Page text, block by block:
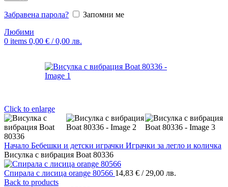
Забравена парола?
Запомни ме
Любими
0 items 0,00 € / 0,00 лв.
Click to enlarge
Начало Бебешки и детски играчки Играчки за легло и количка
Висулка с вибрация Boat 80336
Спирала с лисица orange 80566 14,83 € / 29,00 лв.
Back to products